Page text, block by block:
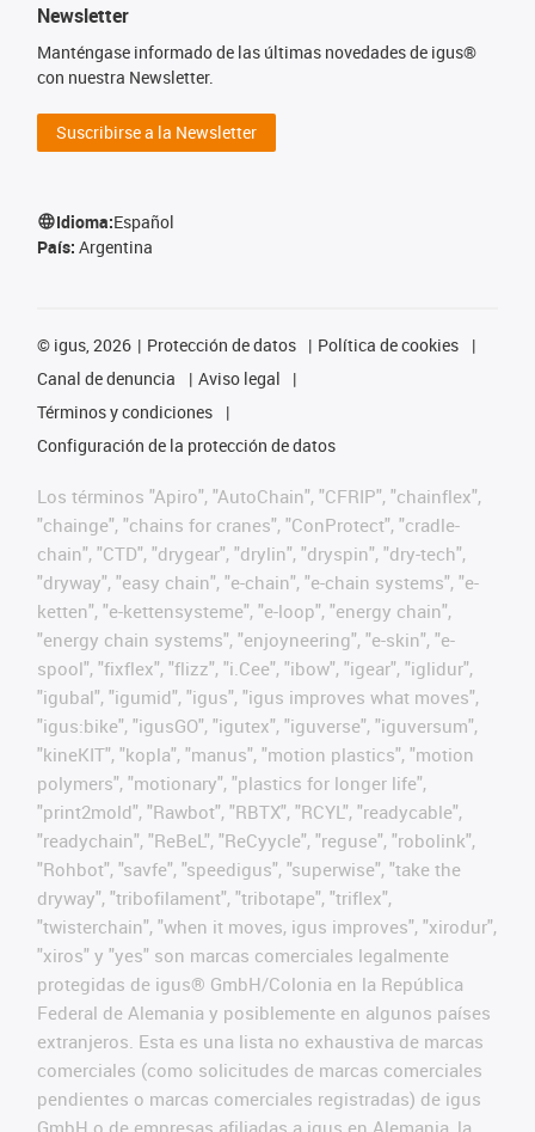
Newsletter
Manténgase informado de las últimas novedades de igus®
con nuestra Newsletter.
Suscribirse a la Newsletter
Idioma:Español
País: Argentina
© igus, 2026 Protección de datos
Política de cookies
Canal de denuncia
Aviso legal
Términos y condiciones
Configuración de la protección de datos
Los términos "Apiro", "AutoChain", "CFRIP", "chainflex",
"chainge", "chains for cranes", "ConProtect", "cradle-
chain", "CTD", "drygear", "drylin", "dryspin", "dry-tech",
"dryway", "easy chain", "e-chain", "e-chain systems", "e-
ketten", "e-kettensysteme", "e-loop", "energy chain",
"energy chain systems", "enjoyneering", "e-skin", "e-
spool", "fixflex", "flizz", "i.Cee", "ibow", "igear", "iglidur",
"igubal", "igumid", "igus", "igus improves what moves",
"igus:bike", "igusGO", "igutex", "iguverse", "iguversum",
"kineKIT", "kopla", "manus", "motion plastics", "motion
polymers", "motionary", "plastics for longer life",
"print2mold", "Rawbot", "RBTX", "RCYL", "readycable",
"readychain", "ReBeL", "ReCyycle", "reguse", "robolink",
"Rohbot", "savfe", "speedigus", "superwise", "take the
dryway", "tribofilament", "tribotape", "triflex",
"twisterchain", "when it moves, igus improves", "xirodur",
"xiros" y "yes" son marcas comerciales legalmente
protegidas de igus® GmbH/Colonia en la República
Federal de Alemania y posiblemente en algunos países
extranjeros. Esta es una lista no exhaustiva de marcas
comerciales (como solicitudes de marcas comerciales
pendientes o marcas comerciales registradas) de igus
GmbH o de empresas afiliadas a igus en Alemania, la